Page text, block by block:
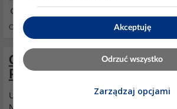
Odpowiedzi: 16 Wyświetleń: 6057
Czy internet domowy LTE
Polsatu działa jak Orange
Umowę z Orange mam do stycznia 2016
Akceptuję
Odrzuć wszystko
Zarządzaj opcjami